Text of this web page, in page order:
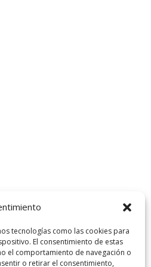
tecnologías como las cookies para
El consentimiento de estas
el comportamiento de navegación o
o retirar el consentimiento,